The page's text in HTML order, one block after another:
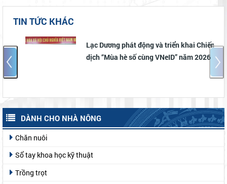
TIN TỨC KHÁC
Lạc Dương phát động và triển khai Chiến
dịch “Mùa hè số cùng VNeID” năm 2026
DÀNH CHO NHÀ NÔNG
Chăn nuôi
Sổ tay khoa học kỹ thuật
Trồng trọt